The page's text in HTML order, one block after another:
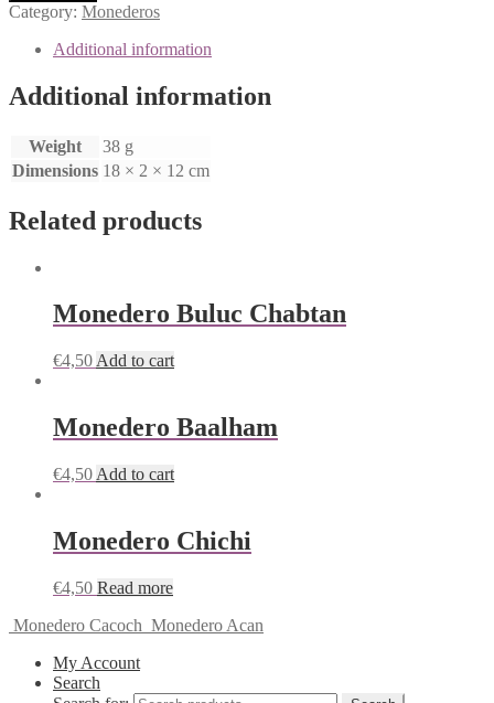
Category: Monederos
Additional information
Additional information
Weight
38 g
Dimensions 18 × 2 × 12 cm
Related products
Monedero Buluc Chabtan
€4,50 Add to cart
Monedero Baalham
€4,50 Add to cart
Monedero Chichi
€4,50 Read more
Monedero Cacoch Monedero Acan
My Account
Search